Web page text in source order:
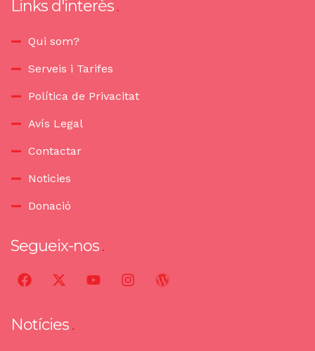
Links d'interès
Qui som?
Serveis i Tarifes
Política de Privacitat
Avís Legal
Contactar
Noticies
Donació
Segueix-nos
Notícies